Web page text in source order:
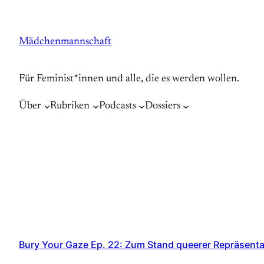
springen
Mädchenmannschaft
Für Feminist*innen und alle, die es werden wollen.
Über Rubriken Podcasts Dossiers
Bury Your Gaze Ep. 22: Zum Stand queerer